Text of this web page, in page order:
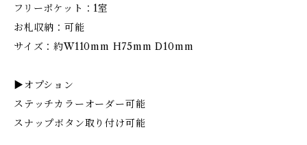
フリーポケット：1室
お札収納：可能
サイズ：約W110mm H75mm D10mm
▶︎オプション
ステッチカラーオーダー可能
スナップボタン取り付け可能